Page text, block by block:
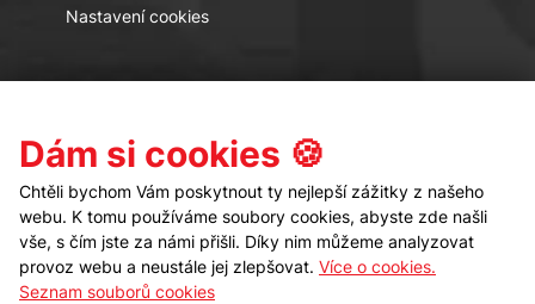
Nastavení cookies
Kontakt Sledujte nás
Dám si cookies 🍪
Chtěli bychom Vám poskytnout ty nejlepší zážitky z našeho
webu. K tomu používáme soubory cookies, abyste zde našli
vše, s čím jste za námi přišli. Díky nim můžeme analyzovat
provoz webu a neustále jej zlepšovat. Více o cookies.
Seznam souborů cookies